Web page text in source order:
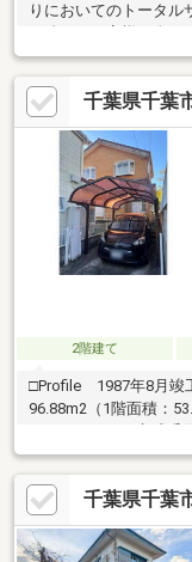
りにおいてのトータル
す。・スタッフ一同
験知識が豊富なスタッ
す。・お問合せを受け
す。・その他物件情報
ください
千葉県千葉
2階建て
□Profile 1987年8月竣
96.88m2（1階面積：
タイプ□用途地域：第
舗名：津田沼センター
本物件に関するご質問
い合わせください。ご
千葉県千葉